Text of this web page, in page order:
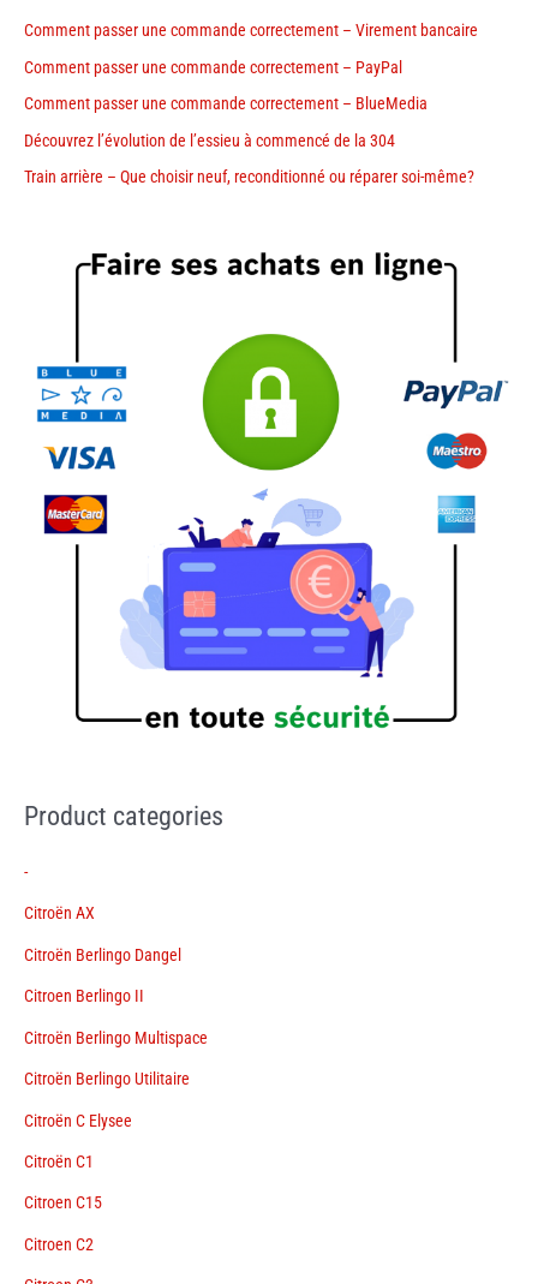
Comment passer une commande correctement – Virement bancaire
Comment passer une commande correctement – PayPal
Comment passer une commande correctement – BlueMedia
Découvrez l’évolution de l’essieu à commencé de la 304
Train arrière – Que choisir neuf, reconditionné ou réparer soi-même?
Product categories
-
Citroën AX
Citroën Berlingo Dangel
Citroen Berlingo II
Citroën Berlingo Multispace
Citroën Berlingo Utilitaire
Citroën C Elysee
Citroën C1
Citroen C15
Citroen C2